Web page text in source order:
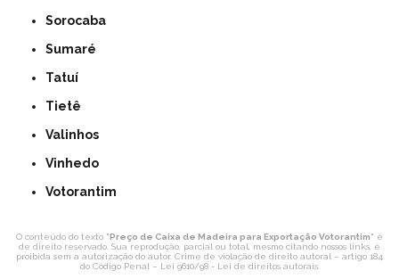
Sorocaba
Sumaré
Tatuí
Tietê
Valinhos
Vinhedo
Votorantim
O conteúdo do texto "Preço de Caixa de Madeira para Exportação Votorantim" é
de direito reservado. Sua reprodução, parcial ou total, mesmo citando nossos links, é
proibida sem a autorização do autor. Crime de violação de direito autoral – artigo 184
do Código Penal – Lei 9610/98 - Lei de direitos autorais.